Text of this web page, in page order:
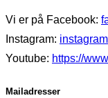
Vi er på Facebook:
Instagram:
Youtube: https://
Mailadresser